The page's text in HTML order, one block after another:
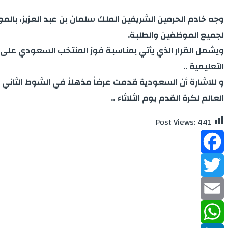
وجه خادم الحرمين الشريفين الملك سلمان بن عبد العزيز،
لجميع الموظفين والطلبة.
ويشمل القرار الذي يأتي بمناسبة فوز المنتخب السعودي
التعليمية ..
العالم لكرة القدم يوم الثلاثاء ..
Post Views:441
Facebook
Twitter
Email